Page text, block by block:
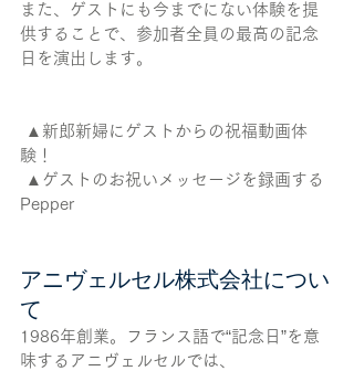
また、ゲストにも今までにない体験を提
供することで、参加者全員の最高の記念
日を演出します。
験！
Pepper
アニヴェルセル株式会社につい
て
1986年創業。フランス語で“記念日”を意
味するアニヴェルセルでは、